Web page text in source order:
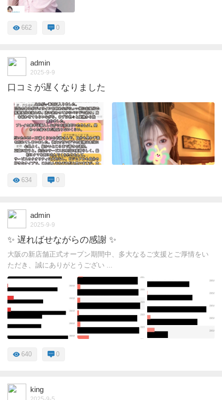
662 0
admin
2025-9-9
口コミが遅くなりました
634 0
admin
2025-9-9
✨ 遅ればせながらの感謝 ✨
大阪の新店舗正式オープン期間中、多大なるご支援とご厚情をい
ただき、誠にありがとうござい ...
640 0
king